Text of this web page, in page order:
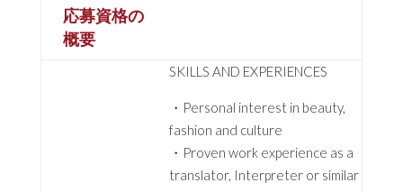
応募資格の
概要
SKILLS AND EXPERIENCES
・Personal interest in beauty,
fashion and culture
・Proven work experience as a
translator, Interpreter or similar